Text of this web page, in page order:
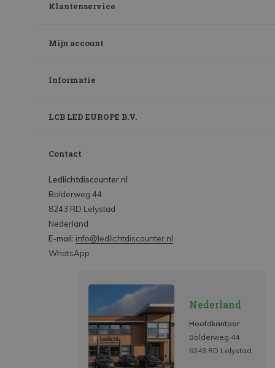
Klantenservice
Mijn account
Informatie
LCB LED EUROPE B.V.
Contact
Ledlichtdiscounter.nl
Bolderweg 44
8243 RD Lelystad
Nederland
E-mail: info@ledlichtdiscounter.nl
WhatsApp
Nederland
Hoofdkantoor
Bolderweg 44
8243 RD Lelystad